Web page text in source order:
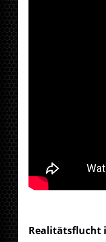
Realitätsflucht